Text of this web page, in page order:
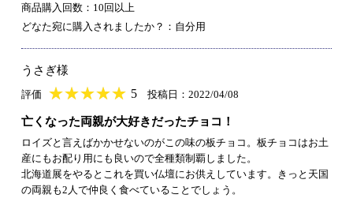
商品購入回数：10回以上
どなた宛に購入されましたか？：自分用
うさぎ様
評価 ★★★★★
★★★★★ 5 投稿日：2022/04/08
亡くなった両親が大好きだったチョコ！
ロイズと言えばかかせないのがこの味の板チョコ。板チョコはお土
産にもお配り用にも良いので全種類制覇しました。
北海道展をやるとこれを買い仏壇にお供えしています。きっと天国
の両親も2人で仲良く食べていることでしょう。